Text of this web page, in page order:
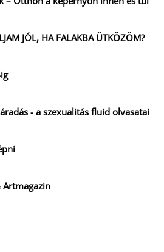
JÓL, HA FALAKBA ÜTKÖZÖM?
- a szexualitás fluid olvasatai
Artmagazin